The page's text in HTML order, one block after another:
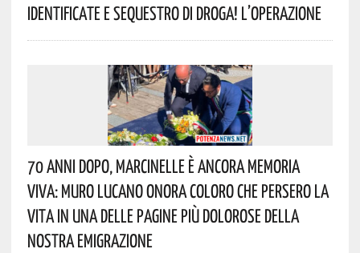
Identificate E Sequestro Di Droga! L’operazione
70 Anni Dopo, Marcinelle È Ancora Memoria
Viva: Muro Lucano Onora Coloro Che Persero La
Vita In Una Delle Pagine Più Dolorose Della
Nostra Emigrazione